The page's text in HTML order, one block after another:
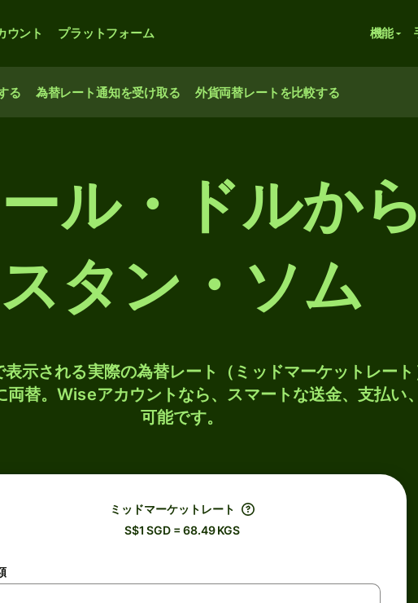
ウント プラットフォーム 機能
る 為替レート通知を受け取る 外貨両替レートを比較する
ル・ドルか
スタン・ソム
示される実際の為替レート（ミッドマーケットレート
両替。Wiseアカウントなら、スマートな送金、支払い
可能です。
ミッドマーケットレート
S$1 SGD = 68.49 KGS